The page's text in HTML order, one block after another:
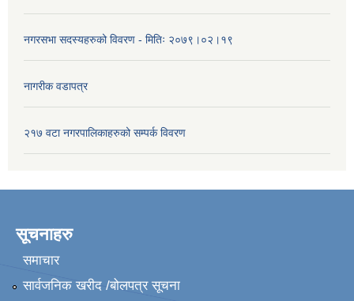
नगरसभा सदस्यहरुको विवरण - मितिः २०७९।०२।१९
नागरीक वडापत्र
२१७ वटा नगरपालिकाहरुको सम्पर्क विवरण
सूचनाहरु
समाचार
सार्वजनिक खरीद /बोलपत्र सूचना